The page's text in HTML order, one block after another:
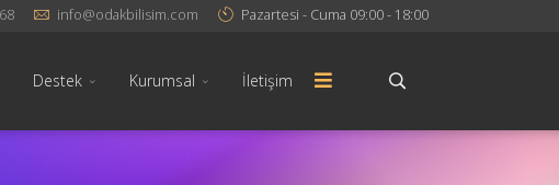
info@odakbilisim.com Pazartesi - Cuma 09:00 - 18:00
Destek Kurumsal İletişim